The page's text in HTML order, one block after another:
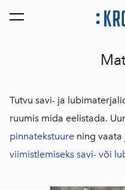
lisati ostukorvi.
Tutvu savi- ja
ruumis mida eelistada.
pinnatekstuure ning vaata
viimistlemiseks savi- või